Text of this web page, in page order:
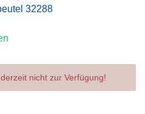
32288
nicht zur Verfügung!